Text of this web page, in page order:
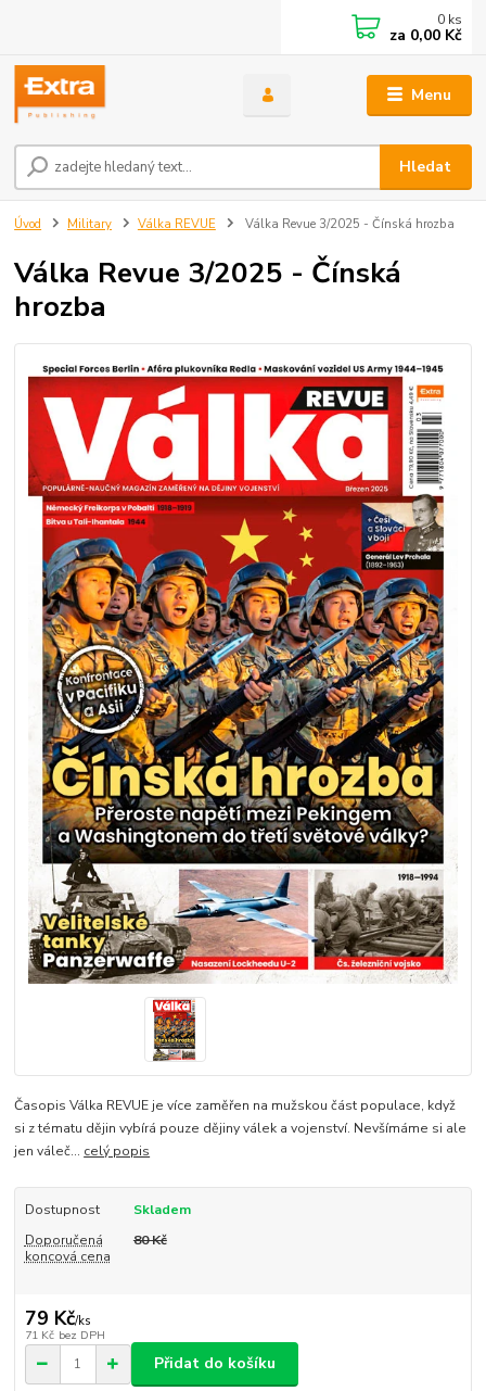
Menu
Hledat
0 ks
za 0,00 Kč
Úvod Military Válka REVUE Válka Revue 3/2025 - Čínská hrozba
Válka Revue 3/2025 - Čínská
hrozba
Časopis Válka REVUE je více zaměřen na mužskou část populace, když
si z tématu dějin vybírá pouze dějiny válek a vojenství. Nevšímáme si ale
jen váleč... celý popis
Dostupnost
Skladem
Doporučená
koncová cena
80 Kč
79 Kč/ks
71 Kč bez DPH
Přidat do košíku